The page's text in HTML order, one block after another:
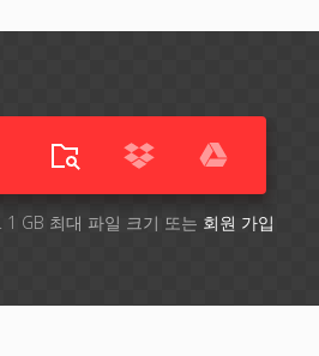
GB 최대 파일 크기 또는 회원 가입